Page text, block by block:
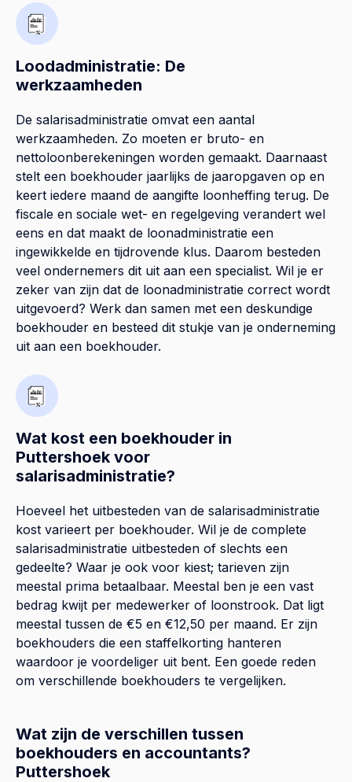
Loodadministratie: De
werkzaamheden
De salarisadministratie omvat een aantal
werkzaamheden. Zo moeten er bruto- en
nettoloonberekeningen worden gemaakt. Daarnaast
stelt een boekhouder jaarlijks de jaaropgaven op en
keert iedere maand de aangifte loonheffing terug. De
fiscale en sociale wet- en regelgeving verandert wel
eens en dat maakt de loonadministratie een
ingewikkelde en tijdrovende klus. Daarom besteden
veel ondernemers dit uit aan een specialist. Wil je er
zeker van zijn dat de loonadministratie correct wordt
uitgevoerd? Werk dan samen met een deskundige
boekhouder en besteed dit stukje van je onderneming
uit aan een boekhouder.
Wat kost een boekhouder in
Puttershoek voor
salarisadministratie?
Hoeveel het uitbesteden van de salarisadministratie
kost varieert per boekhouder. Wil je de complete
salarisadministratie uitbesteden of slechts een
gedeelte? Waar je ook voor kiest; tarieven zijn
meestal prima betaalbaar. Meestal ben je een vast
bedrag kwijt per medewerker of loonstrook. Dat ligt
meestal tussen de €5 en €12,50 per maand. Er zijn
boekhouders die een staffelkorting hanteren
waardoor je voordeliger uit bent. Een goede reden
om verschillende boekhouders te vergelijken.
Wat zijn de verschillen tussen
boekhouders en accountants?
Puttershoek